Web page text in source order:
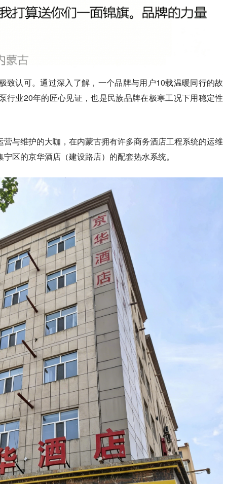
致认可。通过深入了解，一个品牌与用户10载温暖同行的故
行业20年的匠心见证，也是民族品牌在极寒工况下用稳定性
与维护的大咖，在内蒙古拥有许多商务酒店工程系统的运维
区的京华酒店（建设路店）的配套热水系统。